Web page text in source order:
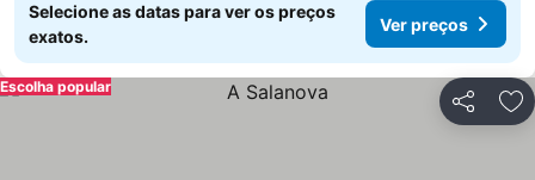
Selecione as datas para ver os preços
exatos.
Ver preços
Partilhar
Escolha popular